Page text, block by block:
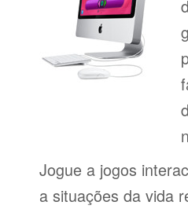
Jogue a jogos
a situações da vida